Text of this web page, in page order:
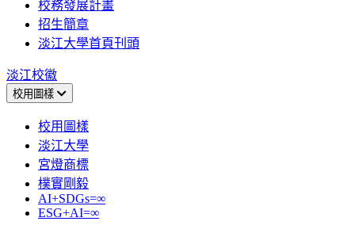
校務發展計畫
招生簡章
淡江大學首頁刊頭
淡江校徽
校用圖樣
校用圖樣
淡江大學
宮燈商標
樸實剛毅
AI+SDGs=∞
ESG+AI=∞